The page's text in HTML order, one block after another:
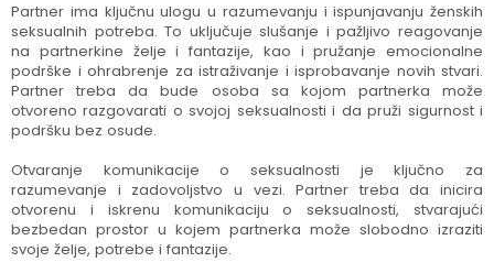
Partner ima ključnu ulogu u razumevanju i ispunjavanju ženskih
seksualnih potreba. To uključuje slušanje i pažljivo reagovanje
na partnerkine želje i fantazije, kao i pružanje emocionalne
podrške i ohrabrenje za istraživanje i isprobavanje novih stvari.
Partner treba da bude osoba sa kojom partnerka može
otvoreno razgovarati o svojoj seksualnosti i da pruži sigurnost i
podršku bez osude.
Otvaranje komunikacije o seksualnosti je ključno za
razumevanje i zadovoljstvo u vezi. Partner treba da inicira
otvorenu i iskrenu komunikaciju o seksualnosti, stvarajući
bezbedan prostor u kojem partnerka može slobodno izraziti
svoje želje, potrebe i fantazije.